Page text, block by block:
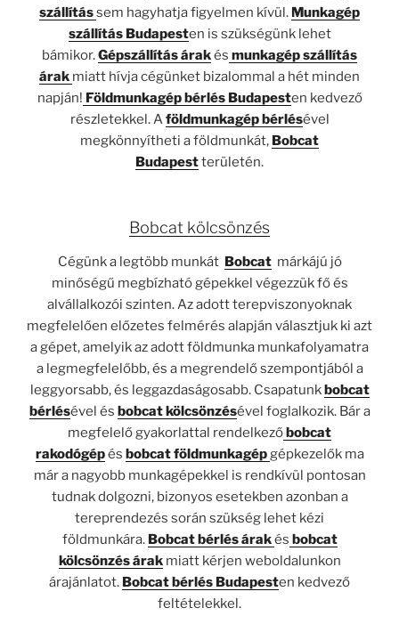
szállítássem hagyhatja figyelmen kívül. Munkagép
szállítás Budapesten is szükségünk lehet
bámikor.Gépszállítás árakés munkagép szállítás
árak miatt hívja cégünket bizalommal a hét minden
napján! Földmunkagép bérlés Budapesten kedvező
részletekkel. Aföldmunkagép bérlésével
megkönnyítheti a földmunkát, Bobcat
Budapestterületén.
Bobcat kölcsönzés
Cégünk a legtöbb munkát Bobcat márkájú jó
minőségű megbízható gépekkel végezzük fő és
alvállalkozói szinten. Az adott terepviszonyoknak
megfelelően előzetes felmérés alapján választjuk ki azt
a gépet, amelyik az adott földmunka munkafolyamatra
a legmegfelelőbb, és a megrendelő szempontjából a
leggyorsabb, és leggazdaságosabb. Csapatunkbobcat
bérlésével és bobcat kölcsönzésével foglalkozik. Bár a
megfelelő gyakorlattal rendelkezőbobcat
rakodógépés bobcat földmunkagépgépkezelők ma
már a nagyobb munkagépekkel is rendkívül pontosan
tudnak dolgozni, bizonyos esetekben azonban a
tereprendezés során szükség lehet kézi
földmunkára. Bobcat bérlés árakés bobcat
kölcsönzés árakmiatt kérjen weboldalunkon
árajánlatot. Bobcat bérlés Budapesten kedvező
feltételekkel.